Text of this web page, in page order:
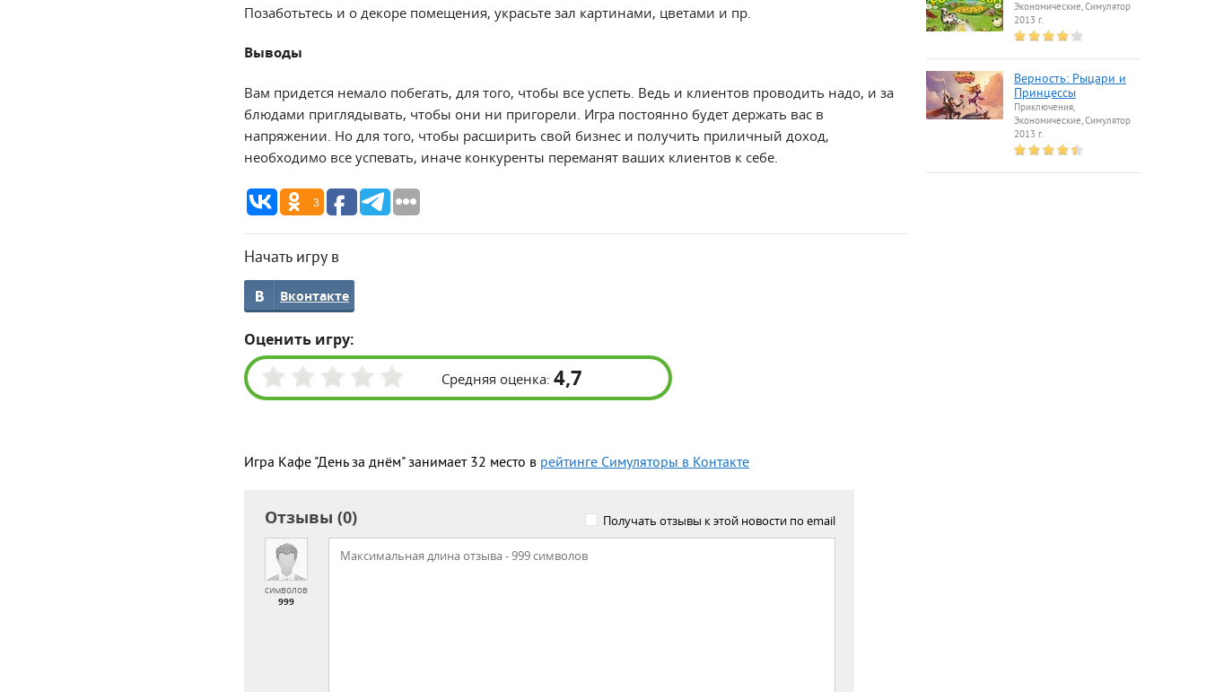
Позаботьтесь и о декоре помещения, украсьте зал картинами, цветами и пр.
Выводы
Вам придется немало побегать, для того, чтобы все успеть. Ведь и клиентов проводить надо, и за
блюдами приглядывать, чтобы они ни пригорели. Игра постоянно будет держать вас в
напряжении. Но для того, чтобы расширить свой бизнес и получить приличный доход,
необходимо все успевать, иначе конкуренты переманят ваших клиентов к себе.
3
Начать игру в
Вконтакте
Оценить игру:
Средняя оценка: 4,7
Игра Кафе "День за днём" занимает 32 место в рейтинге Симуляторы в Контакте
Отзывы (0) Получать отзывы к этой новости по email
символов
999
Экономические, Симулятор
2013 г.
Верность: Рыцари и
Принцессы
Приключения,
Экономические, Симулятор
2013 г.